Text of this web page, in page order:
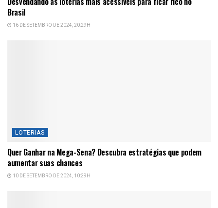
Brasil
16 DE SETEMBRO DE 2024, 20:29H
LOTERIAS
Quer Ganhar na Mega-Sena? Descubra estratégias que podem
aumentar suas chances
10 DE SETEMBRO DE 2024, 10:29H